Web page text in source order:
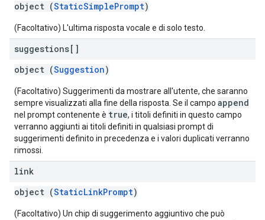
object (StaticSimplePrompt)
(Facoltativo) L'ultima risposta vocale e di solo testo.
suggestions[]
object (Suggestion)
(Facoltativo) Suggerimenti da mostrare all'utente, che saranno
sempre visualizzati alla fine della risposta. Se il campo append
nel prompt contenente è true, i titoli definiti in questo campo
verranno aggiunti ai titoli definiti in qualsiasi prompt di
suggerimenti definito in precedenza e i valori duplicati verranno
rimossi.
link
object (StaticLinkPrompt)
(Facoltativo) Un chip di suggerimento aggiuntivo che può